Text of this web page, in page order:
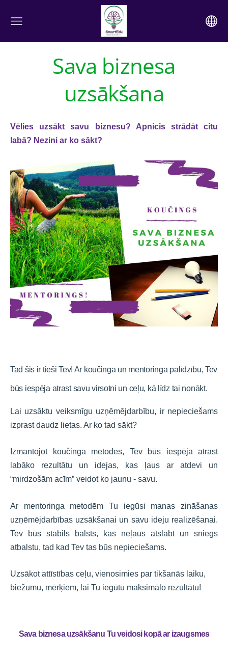
Sava biznesa
uzsākšana
Vēlies uzsākt savu biznesu? Apnicis strādāt citu
labā? Nezini ar ko sākt?
Tad šis ir tieši Tev! Ar koučinga un mentoringa palīdzību, Tev
būs iespēja atrast savu virsotni un ceļu, kā līdz tai nonākt.
Lai uzsāktu veiksmīgu uzņēmējdarbību, ir nepieciešams
izprast daudz lietas. Ar ko tad sākt?
Izmantojot koučinga metodes, Tev būs iespēja atrast
labāko rezultātu un idejas, kas ļaus ar atdevi un
“mirdzošām acīm” veidot ko jaunu - savu.
Ar mentoringa metodēm Tu iegūsi manas zināšanas
uzņēmējdarbības uzsākšanai un savu ideju realizēšanai.
Tev būs stabils balsts, kas neļaus atslābt un sniegs
atbalstu, tad kad Tev tas būs nepieciešams.
Uzsākot attīstības ceļu, vienosimies par tikšanās laiku,
biežumu, mērķiem, lai Tu iegūtu maksimālo rezultātu!
Sava biznesa uzsākšanu Tu veidosi kopā ar izaugsmes